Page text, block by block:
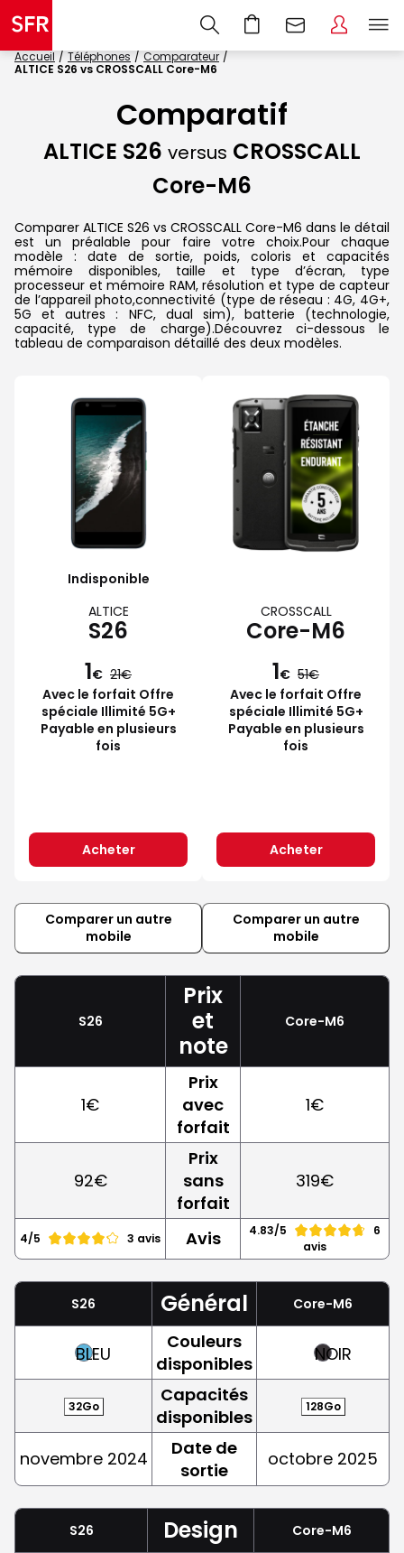
Accueil Téléphones
Comparateur
ALTICE S26 vs CROSSCALL Core-M6
Comparatif
ALTICE S26 versus CROSSCALL
Core-M6
Comparer ALTICE S26 vs CROSSCALL Core-M6 dans le détail
est un préalable pour faire votre choix.Pour chaque
modèle : date de sortie, poids, coloris et capacités
mémoire disponibles, taille et type d’écran, type
processeur et mémoire RAM, résolution et type de capteur
de l’appareil photo,connectivité (type de réseau : 4G, 4G+,
5G et autres : NFC, dual sim), batterie (technologie,
capacité, type de charge).Découvrez ci-dessous le
tableau de comparaison détaillé des deux modèles.
Indisponible
ALTICE
S26
1€ 21
Avec le forfait Offre
spéciale Illimité 5G+
Payable en plusieurs
fois
Acheter
CROSSCALL
Core-M6
1€ 51
Avec le forfait Offre
spéciale Illimité 5G+
Payable en plusieurs
fois
Acheter
Comparer un autre
mobile
Comparer un autre
mobile
S26
Prix
et
note
Core-M6
1€
Prix
avec
forfait
1€
92€
Prix
sans
forfait
319€
4/5 3 avis Avis 4.83/5
6
avis
S26 Général Core-M6
BLEU
Couleurs
disponibles
NOIR
32Go
Capacités
disponibles
128Go
novembre 2024
Date de
sortie
octobre 2025
S26 Design Core-M6